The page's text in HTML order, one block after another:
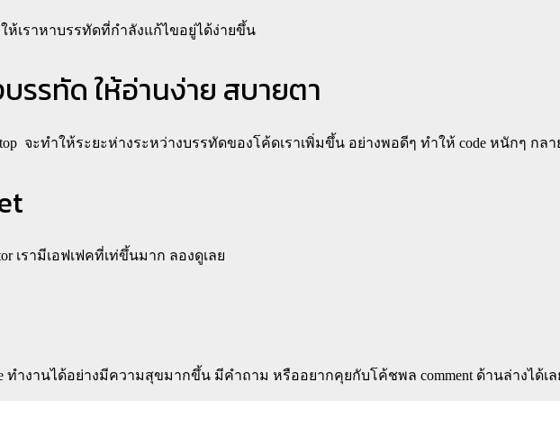
ห้เราหาบรรทัดที่กำลังแก้ไขอยู่ได้ง่ายขึ้น
บรรทัด ให้อ่านง่าย สบายตา
จะทำให้ระยะห่างระหว่างบรรทัดของโค้ดเราเพิ่มขึ้น อย่างพอดีๆ ทำให้ code หนักๆ กลา
เรามีเอฟเฟคที่เท่ขึ้นมาก ลองดูเลย
ทำงานได้อย่างมีความสุขมากขึ้น มีคำถาม หรืออยากคุยกับโค้ชพล comment ด้านล่างได้เ